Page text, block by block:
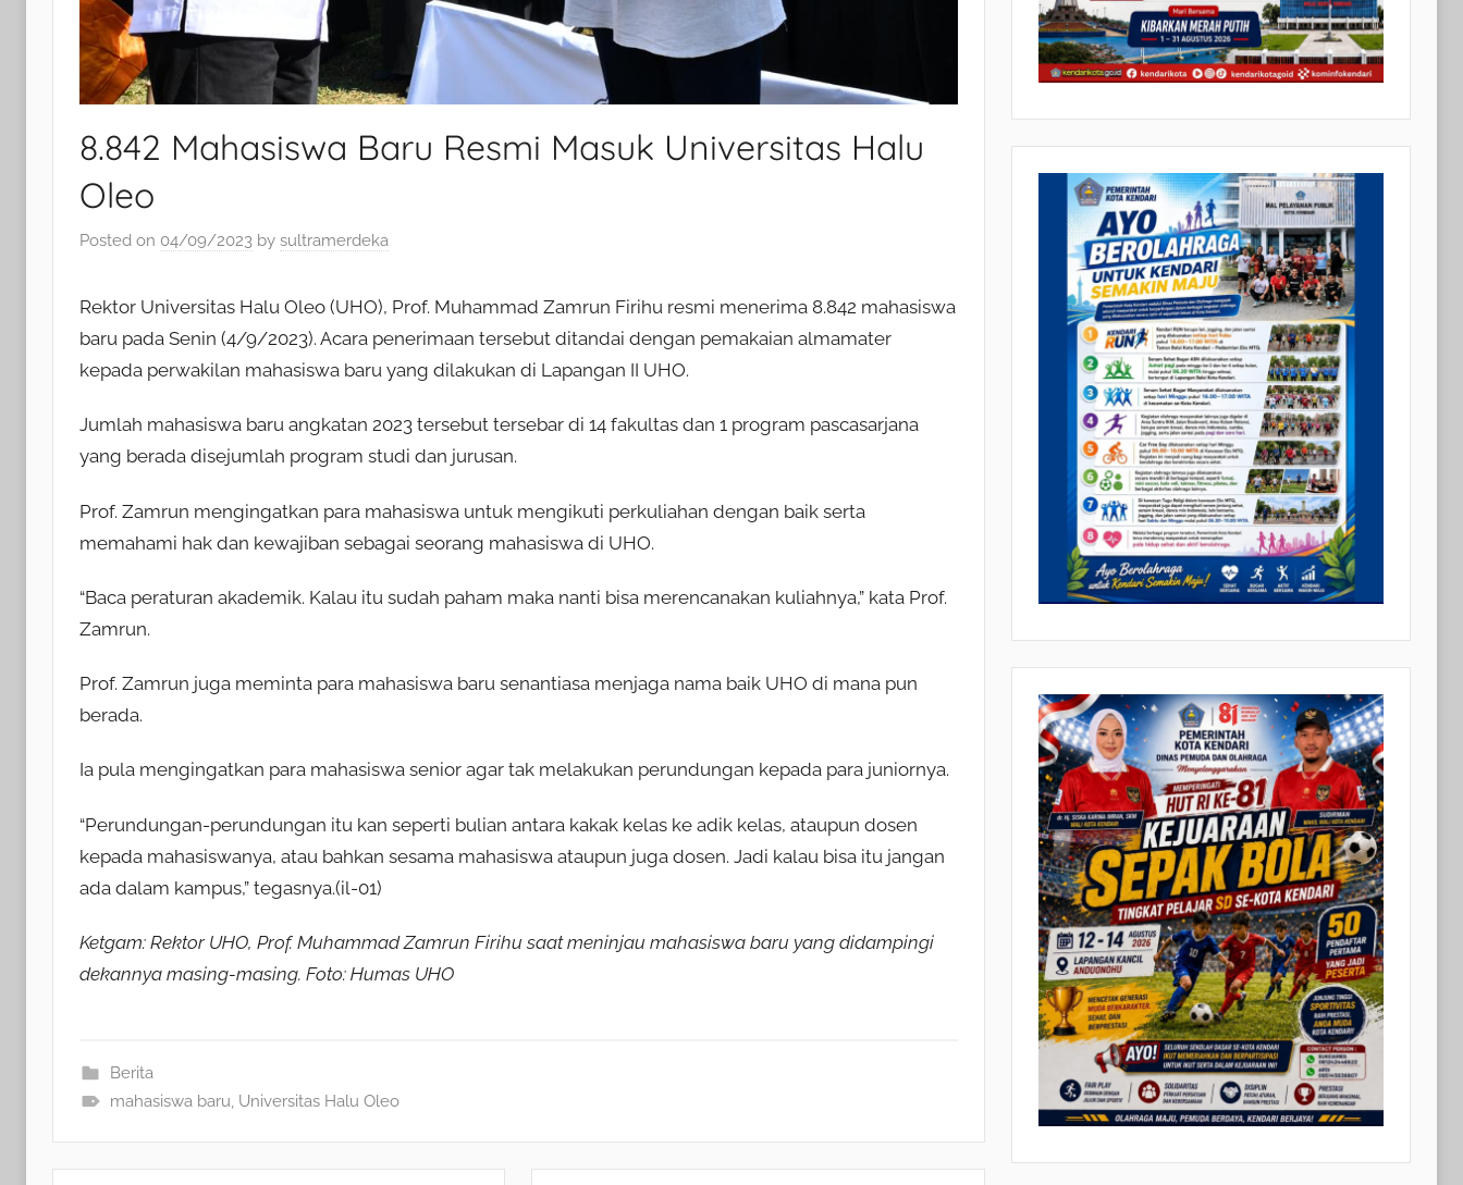
8.842 Mahasiswa Baru Resmi Masuk Universitas Halu
Oleo
Posted on 04/09/2023 by sultramerdeka
Rektor Universitas Halu Oleo (UHO), Prof. Muhammad Zamrun Firihu resmi menerima 8.842 mahasiswa
baru pada Senin (4/9/2023). Acara penerimaan tersebut ditandai dengan pemakaian almamater
kepada perwakilan mahasiswa baru yang dilakukan di Lapangan II UHO.
Jumlah mahasiswa baru angkatan 2023 tersebut tersebar di 14 fakultas dan 1 program pascasarjana
yang berada disejumlah program studi dan jurusan.
Prof. Zamrun mengingatkan para mahasiswa untuk mengikuti perkuliahan dengan baik serta
memahami hak dan kewajiban sebagai seorang mahasiswa di UHO.
“Baca peraturan akademik. Kalau itu sudah paham maka nanti bisa merencanakan kuliahnya,” kata Prof.
Zamrun.
Prof. Zamrun juga meminta para mahasiswa baru senantiasa menjaga nama baik UHO di mana pun
berada.
Ia pula mengingatkan para mahasiswa senior agar tak melakukan perundungan kepada para juniornya.
“Perundungan-perundungan itu kan seperti bulian antara kakak kelas ke adik kelas, ataupun dosen
kepada mahasiswanya, atau bahkan sesama mahasiswa ataupun juga dosen. Jadi kalau bisa itu jangan
ada dalam kampus,” tegasnya.(il-01)
Ketgam: Rektor UHO, Prof. Muhammad Zamrun Firihu saat meninjau mahasiswa baru yang didampingi
dekannya masing-masing. Foto: Humas UHO
Berita
mahasiswa baru, Universitas Halu Oleo